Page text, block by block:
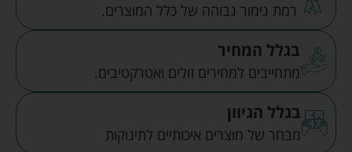
רמת גימור גבוהה של כלל המוצרים.
בגלל המחיר
מתחייבים למחירים זולים ואטרקטיבים.
בגלל הגיוון
מבחר של מוצרים איכותיים לתינוקות